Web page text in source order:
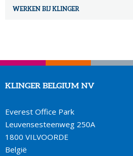
WERKEN BIJ KLINGER
KLINGER BELGIUM NV
Everest Office Park
Leuvensesteenweg 250A
1800 VILVOORDE
België